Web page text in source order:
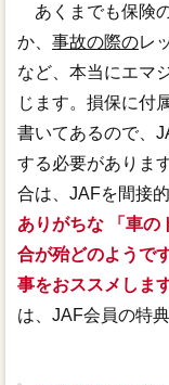
あくまでも保険
か、 事故の際のレ
など、本当にエマ
じます。損保に付
書いてあるので、
する必要がありま
合は、JAFを間接
ありがちな 「車の
合が殆どのようで
事をおススメします
は、JAF会員の特